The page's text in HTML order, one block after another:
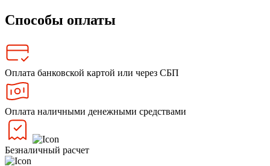
Способы оплаты
Оплата банковской картой или через СБП
Оплата наличными денежными средствами
Безналичный расчет